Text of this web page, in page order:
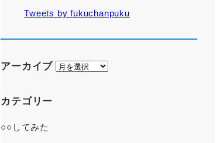
Tweets by fukuchanpuku
アーカイブ
ア
カテゴリー
○○してみた